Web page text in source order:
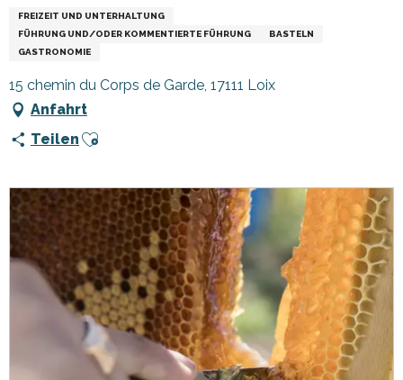
FREIZEIT UND UNTERHALTUNG
FÜHRUNG UND/ODER KOMMENTIERTE FÜHRUNG
BASTELN
GASTRONOMIE
15 chemin du Corps de Garde, 17111 Loix
Anfahrt
Teilen Ajouter aux favoris